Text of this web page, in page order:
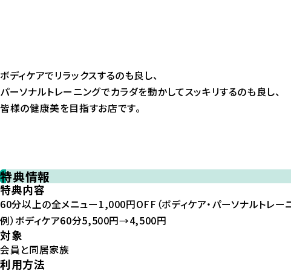
ボディケアでリラックスするのも良し、
パーソナルトレーニングでカラダを動かしてスッキリするのも良し、
皆様の健康美を目指すお店です。
特典情報
特典内容
60分以上の全メニュー1,000円OFF（ボディケア・パーソナルトレー
例）ボディケア60分5,500円→4,500円
対象
会員と同居家族
利用方法